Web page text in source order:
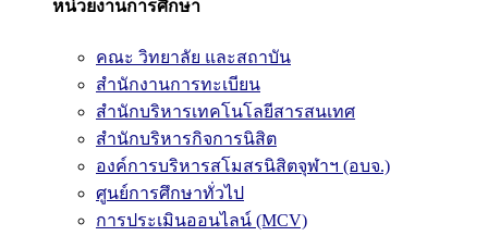
หน่วยงานการศึกษา
คณะ วิทยาลัย และสถาบัน
สำนักงานการทะเบียน
สำนักบริหารเทคโนโลยีสารสนเทศ
สำนักบริหารกิจการนิสิต
องค์การบริหารสโมสรนิสิตจุฬาฯ (อบจ.)
ศูนย์การศึกษาทั่วไป
การประเมินออนไลน์ (MCV)